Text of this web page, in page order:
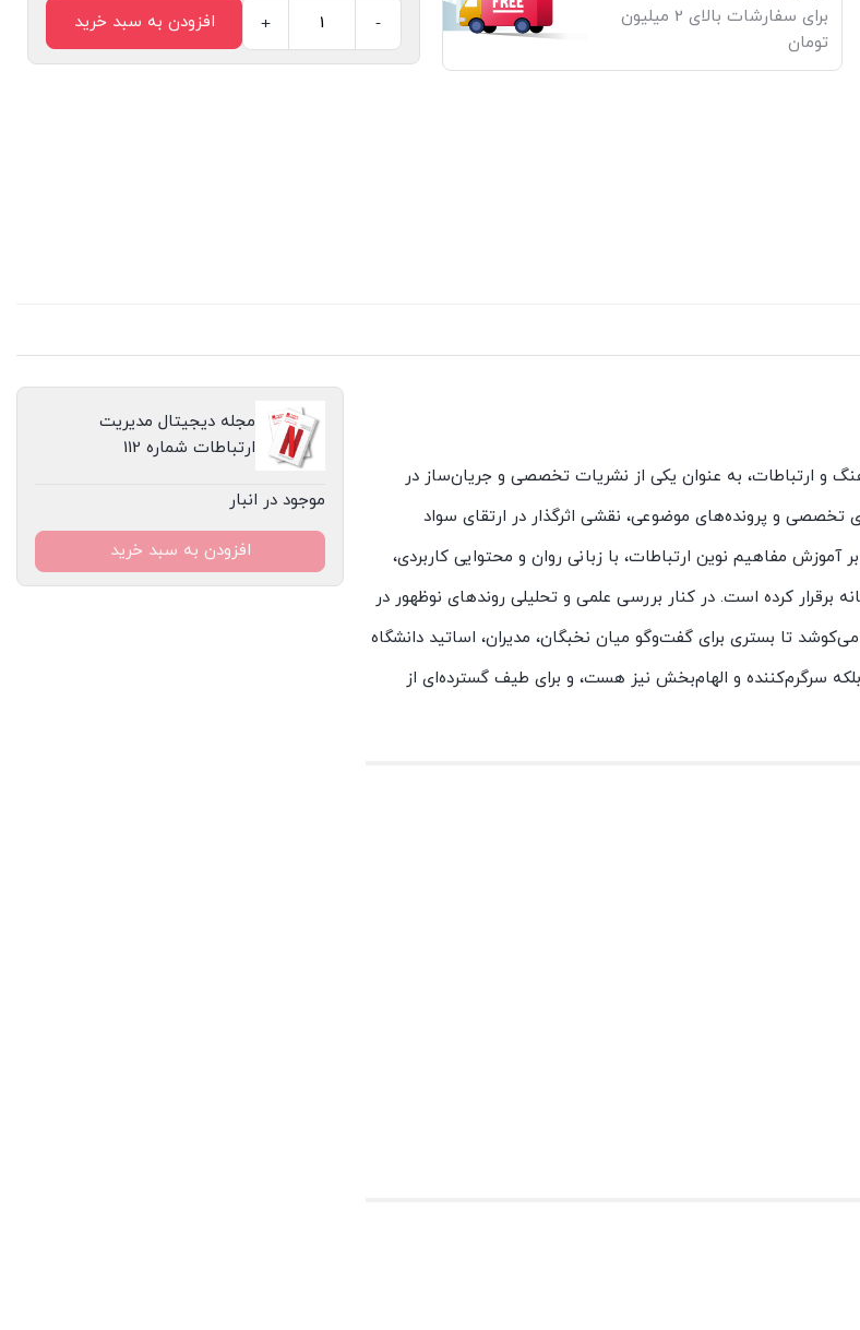
برای سفارشات بالای 2 میلیون
تومان
دیجیتال
-
+ افزودن به سبد خرید
و ارتباطات، به عنوان یکی از نشریات تخصصی و جریان‌ساز در
تخصصی و پرونده‌های موضوعی، نقشی اثرگذار در ارتقای سواد
مفاهیم نوین ارتباطات، با زبانی روان و محتوایی کاربردی،
کرده است. در کنار بررسی علمی و تحلیلی روندهای نوظهور در
تا بستری برای گفت‌وگو میان نخبگان، مدیران، اساتید دانشگاه
سرگرم‌کننده و الهام‌بخش نیز هست، و برای طیف گسترده‌ای از
مجله دیجیتال مدیریت
ارتباطات شماره 112
موجود در انبار
افزودن به سبد خرید